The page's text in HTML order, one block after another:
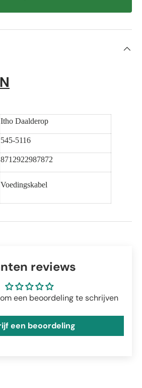
Itho Daalderop
545-5116
8712922987872
Voedingskabel
reviews
een beoordeling te schrijven
een beoordeling